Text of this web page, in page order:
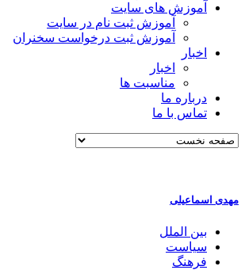
آموزش های سایت
آموزش ثبت نام در سایت
آموزش ثبت درخواست سخنران
اخبار
اخبار
مناسبت ها
درباره ما
تماس با ما
مهدی اسماعیلی
بین الملل
سیاست
فرهنگ